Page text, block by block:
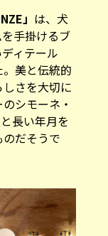
」 は、犬
手掛けるブ
ィテール
美と伝統的
さを大切に
シモーネ・
長い年月を
だそうで